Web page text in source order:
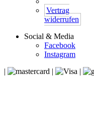
Vertrag
widerrufen
Social & Media
Facebook
Instagram
|
| |